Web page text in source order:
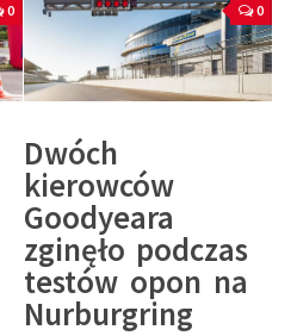
0 0
Dwóch
kierowców
Goodyeara
zginęło podczas
testów opon na
Nurburgring